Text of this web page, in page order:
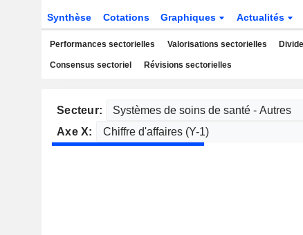
Synthèse Cotations Graphiques Actualités
Performances sectorielles Valorisations sectorielles
Consensus sectoriel Révisions sectorielles
Secteur:
Axe X: